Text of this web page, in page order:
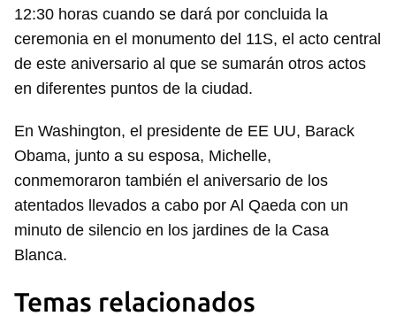
12:30 horas cuando se dará por concluida la
ceremonia en el monumento del 11S, el acto central
de este aniversario al que se sumarán otros actos
en diferentes puntos de la ciudad.
En Washington, el presidente de EE UU, Barack
Obama, junto a su esposa, Michelle,
conmemoraron también el aniversario de los
atentados llevados a cabo por Al Qaeda con un
minuto de silencio en los jardines de la Casa
Blanca.
Temas relacionados